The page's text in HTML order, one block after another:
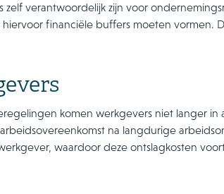
verantwoordelijk zijn voor
financiële buffers moeten vormen.
komen werkgevers niet langer in
na langdurige
waardoor deze ontslagkosten